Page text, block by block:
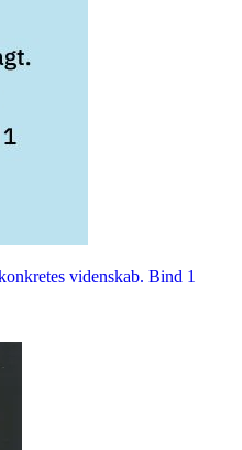
videnskab. Bind 1